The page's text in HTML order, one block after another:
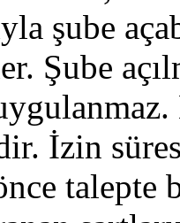
şube
Şube
İzin
talepte